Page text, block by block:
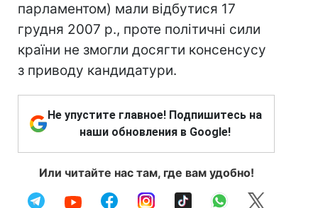
парламентом) мали відбутися 17
грудня 2007 р., проте політичні сили
країни не змогли досягти консенсусу
з приводу кандидатури.
Не упустите главное! Подпишитесь на
наши обновления в Google!
Или читайте нас там, где вам удобно!